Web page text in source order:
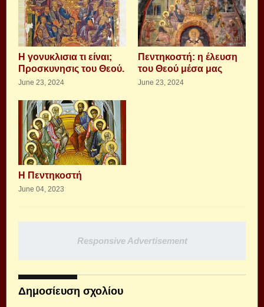
Η γονυκλισια τι είναι;
Προσκυνησις του Θεού.
June 23, 2024
Πεντηκοστή: η έλευση
του Θεού μέσα μας
June 23, 2024
Η Πεντηκοστή
June 04, 2023
Responsive Advertisement
Δημοσίευση σχολίου